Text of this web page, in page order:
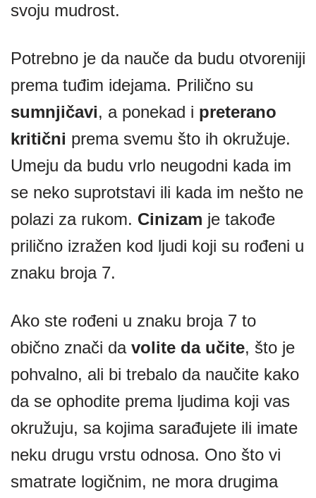
svoju mudrost.
Potrebno je da nauče da budu otvoreniji
prema tuđim idejama. Prilično su
sumnjičavi, a ponekad i preterano
kritični prema svemu što ih okružuje.
Umeju da budu vrlo neugodni kada im
se neko suprotstavi ili kada im nešto ne
polazi za rukom. Cinizam je takođe
prilično izražen kod ljudi koji su rođeni u
znaku broja 7.
Ako ste rođeni u znaku broja 7 to
obično znači davolite da učite, što je
pohvalno, ali bi trebalo da naučite kako
da se ophodite prema ljudima koji vas
okružuju, sa kojima sarađujete ili imate
neku drugu vrstu odnosa. Ono što vi
smatrate logičnim, ne mora drugima